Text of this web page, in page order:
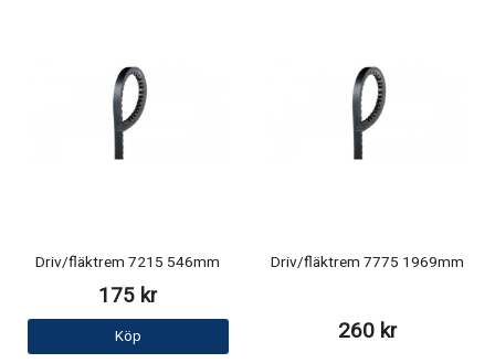
Driv/fläktrem 7215 546mm
175 kr
Köp
Driv/fläktrem 7775 1969mm
260 kr